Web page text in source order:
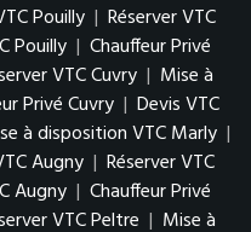
Pouilly | Réserver VTC
Pouilly | Chauffeur Privé
VTC Cuvry | Mise à
Privé Cuvry | Devis VTC
à disposition VTC Marly |
Augny | Réserver VTC
Augny | Chauffeur Privé
VTC Peltre | Mise à